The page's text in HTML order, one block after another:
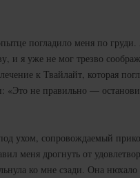
погладило меня по
и я уже не мог трезво
к Твайлайт, которая
«Это не правильно —
ухом, сопровождаемый
меня дрогнуть от
ко мне сзади. Она